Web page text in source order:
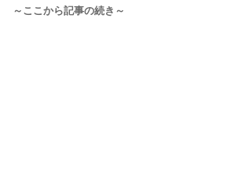
～ここから記事の続き～